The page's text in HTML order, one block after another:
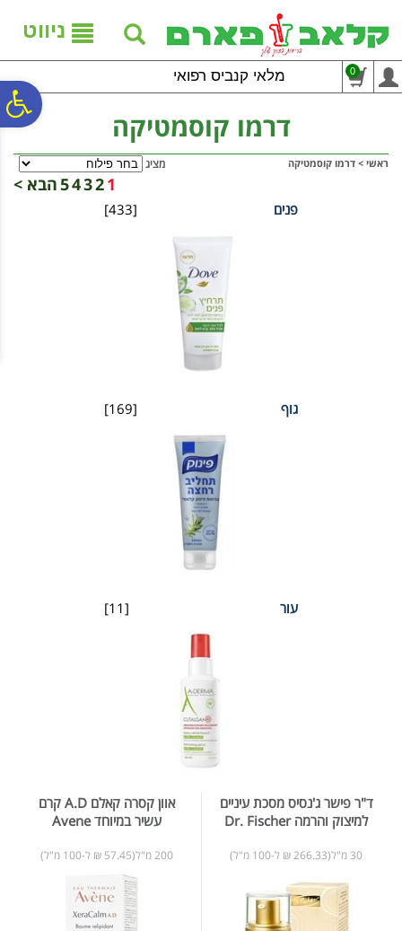
נגישות
אתר
המרכזי
ניווט
מלאי קנביס רפואי 0
דרמו קוסמטיקה
ראשי > דרמו קוסמטיקה מציג
1
2
3
4
5הבא >
[433] פנים
[169] גוף
[11] עור
ד"ר פישר ג'נסיס מסכת עיניים
למיצוק והרמה Dr. Fischer
30 מ"ל(266.33 ₪ ל-100 מ"ל)
אוון קסרה קאלם A.D קרם
עשיר במיוחד Avene
200 מ"ל(57.45 ₪ ל-100 מ"ל)